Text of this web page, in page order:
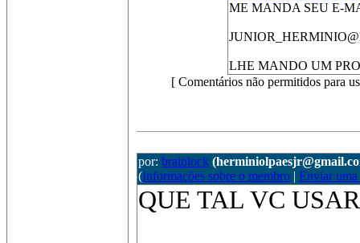
ME MANDA SEU E-
LHE MANDO UM
[ Comentários não permitidos para
por: brainlock
(Informações sobre o membro | Enviar uma
QUE TAL VC